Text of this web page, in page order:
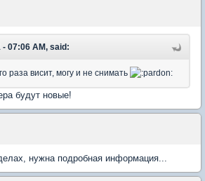
07:06 AM, said:
раза висит, могу и не снимать
будут новые!
нужна подробная информация...